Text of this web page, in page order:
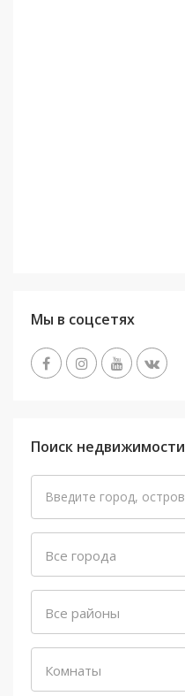
Мы в соцсетях
Поиск недвижимости
Все города
Все районы
Комнаты